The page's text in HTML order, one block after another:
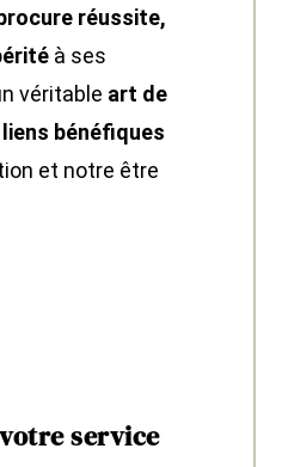
réussite,
à ses
véritable art de
liens bénéfiques
et notre être
service